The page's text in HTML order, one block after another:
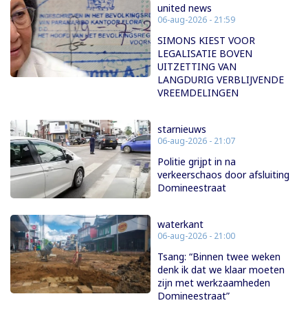
united news
06-aug-2026 - 21:59
SIMONS KIEST VOOR
LEGALISATIE BOVEN
UITZETTING VAN
LANGDURIG VERBLIJVENDE
VREEMDELINGEN
starnieuws
06-aug-2026 - 21:07
Politie grijpt in na
verkeerschaos door afsluiting
Domineestraat
waterkant
06-aug-2026 - 21:00
Tsang: “Binnen twee weken
denk ik dat we klaar moeten
zijn met werkzaamheden
Domineestraat”